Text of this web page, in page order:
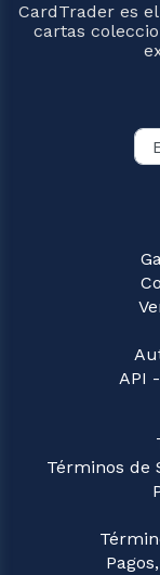
CardTrader es
cartas
API
Términos de